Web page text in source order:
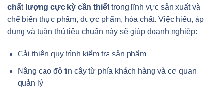
chất lượng cực kỳ cần thiết trong lĩnh vực sản xuất và
chế biến thực phẩm, dược phẩm, hóa chất. Việc hiểu, áp
dụng và tuân thủ tiêu chuẩn này sẽ giúp doanh nghiệp:
Cải thiện quy trình kiểm tra sản phẩm.
Nâng cao độ tin cậy từ phía khách hàng và cơ quan
quản lý.